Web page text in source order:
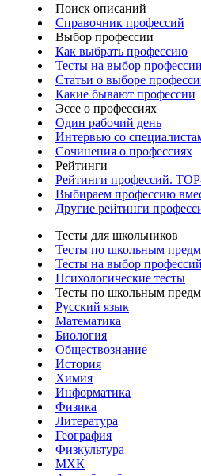
Поиск описаний
Справочник профессий
Выбор профессии
Как выбрать профессию
Тесты на выбор профессии
Статьи о выборе
Какие бывают профессии
Эссе о профессиях
Один рабочий день
Интервью со
Сочинения о профессиях
Рейтинги
Рейтинги профессий.
Выбираем профессию
Другие рейтинги
Тесты для школьников
Тесты по школьным
Тесты на выбор профессий
Психологические тесты
Тесты по школьным
Русский язык
Математика
Биология
Обществознание
История
Химия
Информатика
Физика
Литература
География
Физкультура
МХК